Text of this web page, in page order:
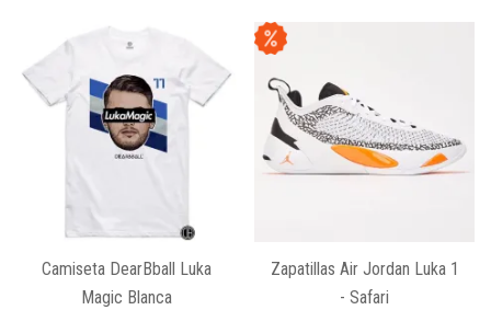
Camiseta DearBball Luka
Magic Blanca
Zapatillas Air Jordan Luka 1
- Safari